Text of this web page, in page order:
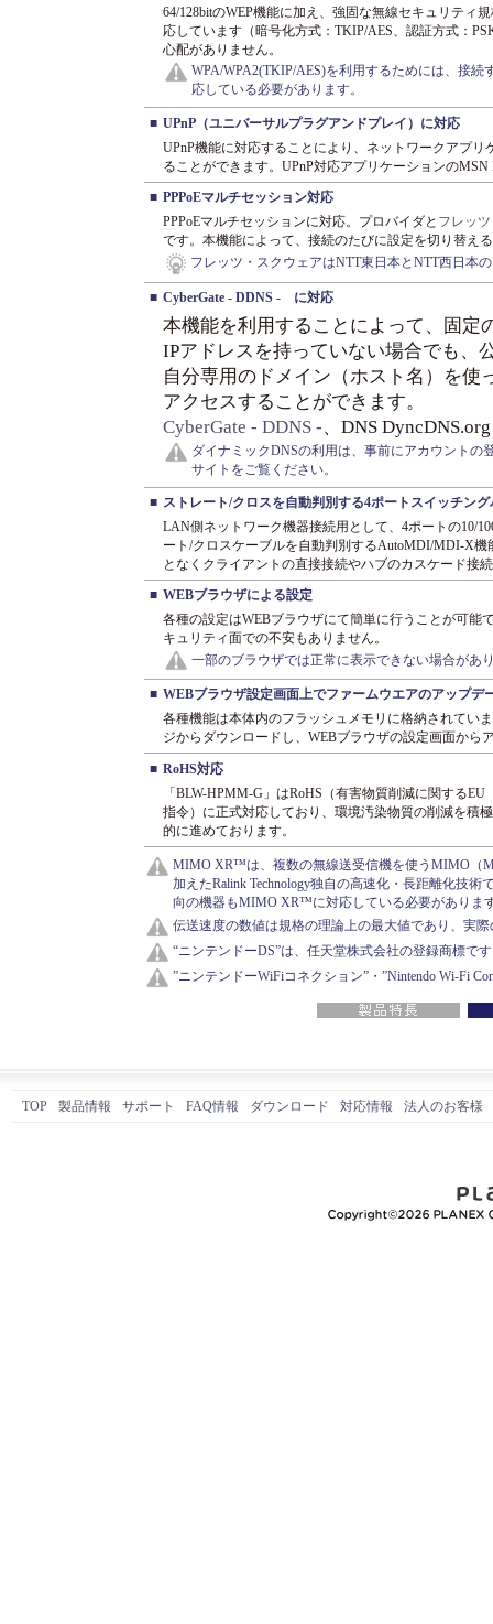
64/128bitのWEP機能に加え、強固な無線セキュリティ
応しています（暗号化方式：TKIP/AES、認証方式：
心配がありません。
WPA/WPA2(TKIP/AES)を利用するためには、接
応している必要があります。
■ UPnP（ユニバーサルプラグアンドプレイ）に対応
UPnP機能に対応することにより、ネットワークアプ
ることができます。UPnP対応アプリケーションのMSN
■ PPPoEマルチセッション対応
PPPoEマルチセッションに対応。プロバイダと フレッ
です。本機能によって、接続のたびに設定を切り替え
フレッツ・スクウェアはNTT東日本とNTT西日本
■ CyberGate - DDNS - に対応
本機能を利用することによって、固定
IPアドレスを持っていない場合でも、
自分専用のドメイン（ホスト名）を使
アクセスすることができます。
CyberGate - DDNS -、DNS
ダイナミックDNSの利用は、事前にアカウントの
サイトをご覧ください。
■ ストレート/クロスを自動判別する4ポートスイッチン
LAN側ネットワーク機器接続用として、4ポートの10/
ート/クロスケーブルを自動判別するAutoMDI/MDI-X
となくクライアントの直接接続やハブのカスケード接
■ WEBブラウザによる設定
各種の設定はWEBブラウザにて簡単に行うことが可能
キュリティ面での不安もありません。
一部のブラウザでは正常に表示できない場合があ
■ WEBブラウザ設定画面上でファームウエアのアップデ
各種機能は本体内のフラッシュメモリに格納されてい
ジからダウンロードし、WEBブラウザの設定画面から
■ RoHS対応
「BLW-HPMM-G」はRoHS（有害物質削減に関するEU
指令）に正式対応しており、環境汚染物質の削減を積極
的に進めております。
MIMO XR™は、複数の無線送受信機を使うMIMO（
加えたRalink Technology独自の高速化・長距離化技
向の機器もMIMO XR™に対応している必要がありま
伝送速度の数値は規格の理論上の最大値であり、実
“ニンテンドーDS”は、任天堂株式会社の登録商標で
”ニンテンドーWiFiコネクション”・”Nintendo Wi-Fi
TOP 製品情報 サポート FAQ情報 ダウンロード 対応情報 法人のお客様